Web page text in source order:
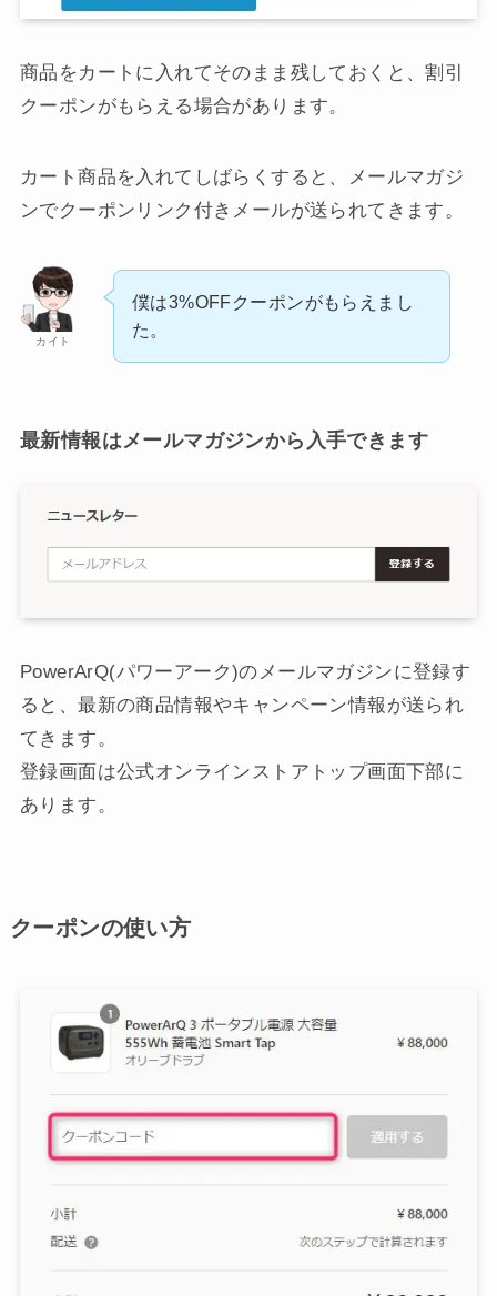
商品をカートに入れてそのまま残しておくと、割引
クーポンがもらえる場合があります。
カート商品を入れてしばらくすると、メールマガジ
ンでクーポンリンク付きメールが送られてきます。
カイト
僕は3%OFFクーポンがもらえまし
た。
最新情報はメールマガジンから入手できます
PowerArQ(パワーアーク)のメールマガジンに登録す
ると、最新の商品情報やキャンペーン情報が送られ
てきます。
登録画面は公式オンラインストアトップ画面下部に
あります。
クーポンの使い方